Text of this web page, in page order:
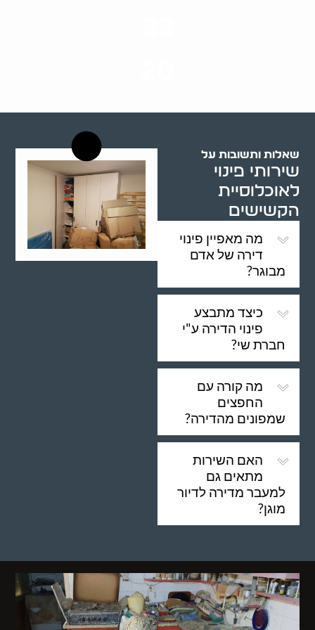
שאלות ותשובות על
שירותי פינוי
לאוכלוסיית
הקשישים
מה מאפיין פינוי
דירה של אדם
מבוגר?
כיצד מתבצע
פינוי הדירה ע"י
חברת שי?
מה קורה עם
החפצים
שמפונים מהדירה?
האם השירות
מתאים גם
למעבר מדירה לדיור
מוגן?